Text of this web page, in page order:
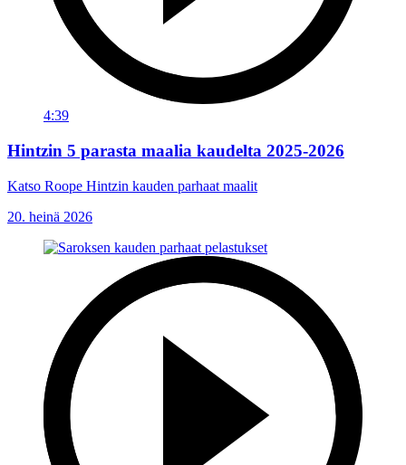
4:39
Hintzin 5 parasta maalia kaudelta 2025-2026
Katso Roope Hintzin kauden parhaat maalit
20. heinä 2026